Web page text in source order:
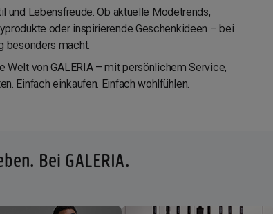
und Lebensfreude. Ob aktuelle Modetrends,
oder inspirierende Geschenkideen – bei
besonders macht.
Welt von GALERIA – mit persönlichem Service,
Einfach einkaufen. Einfach wohlfühlen.
Bei GALERIA.